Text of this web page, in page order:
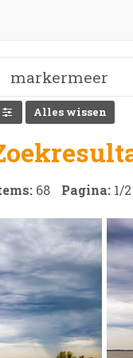
Alles wissen
68 Pagina: 1/2